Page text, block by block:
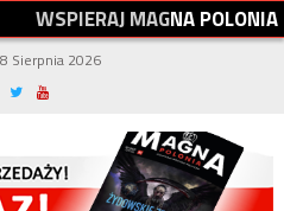
WSPIERAJMAGNAPOLONIA
Sierpnia 2026